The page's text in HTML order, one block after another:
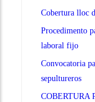
Cobertura lloc
Procedimento
laboral fijo
Convocatoria
sepultureros
COBERTURA